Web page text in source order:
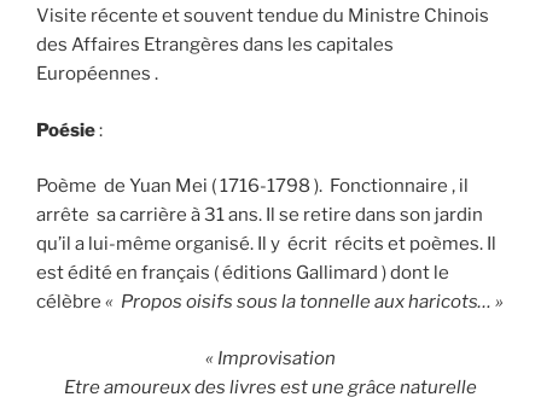
Visite récente et souvent tendue du Ministre Chinois
des Affaires Etrangères dans les capitales
Européennes .
Poésie:
Poème de Yuan Mei ( 1716-1798 ). Fonctionnaire , il
arrête sa carrière à 31 ans. Il se retire dans son jardin
qu’il a lui-même organisé. Il y écrit récits et poèmes. Il
est édité en français ( éditions Gallimard ) dont le
célèbre « Propos oisifs sous la tonnelle aux haricots… »
« Improvisation
Etre amoureux des livres est une grâce naturelle